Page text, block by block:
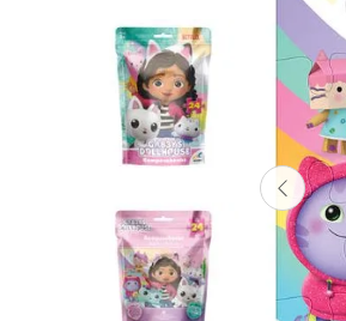
Lanzadores
Muñecas
Construcción
Vehículos y Pistas